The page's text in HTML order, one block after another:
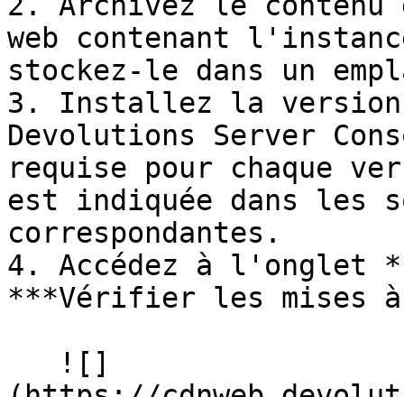
web contenant
stockez-le dans un
3. Installez la version
Devolutions Server
requise pour chaque
est indiquée dans les
correspondantes.
4. Accédez à l'onglet
***Vérifier les mises